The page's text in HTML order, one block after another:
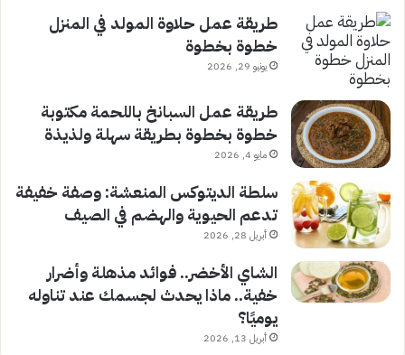
طريقة عمل حلاوة المولد في المنزل
خطوة بخطوة
يونيو 29, 2026
طريقة عمل السبانخ باللحمة مكتوبة
خطوة بخطوة بطريقة سهلة ولذيذة
مايو 4, 2026
سلطة الديتوكس المنعشة: وصفة خفيفة
تدعم الحيوية والهضم في الصيف
أبريل 28, 2026
الشاي الأخضر.. فوائد مذهلة وأضرار
خفية.. ماذا يحدث لجسمك عند تناوله
يوميًا؟
أبريل 13, 2026